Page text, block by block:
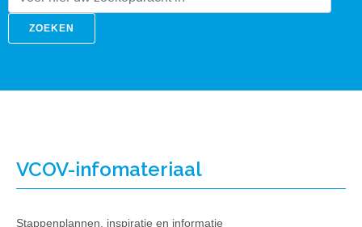
ZOEKEN
VCOV-infomateriaal
Stappenplannen, inspiratie en informatie